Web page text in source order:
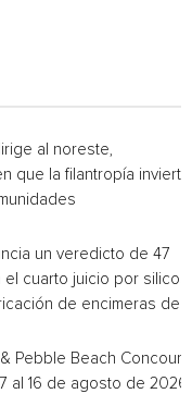
al noreste,
que la filantropía invierte
un veredicto de 47
cuarto juicio por
de encimeras de...
Pebble Beach Concours
al 16 de agosto de 2026